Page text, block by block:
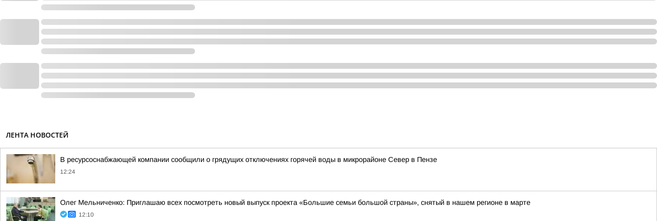
ЛЕНТА НОВОСТЕЙ
В ресурсоснабжающей компании сообщили о грядущих отключениях горячей воды в микрорайоне Север в Пензе
12:24
Олег Мельниченко: Приглашаю всех посмотреть новый выпуск проекта «Большие семьи большой страны», снятый в нашем регионе в марте
12:10